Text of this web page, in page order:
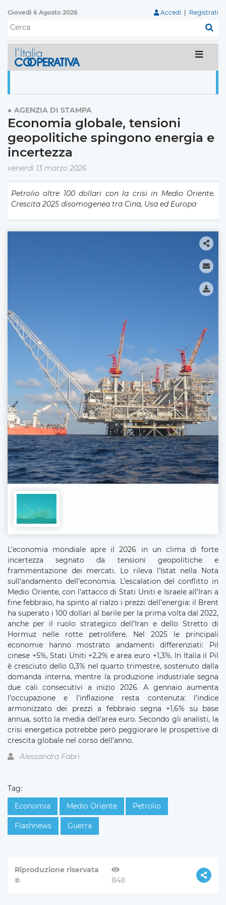
Giovedì 6 Agosto 2026 Accedi Registrati
AGENZIA DI STAMPA
Economia globale, tensioni
geopolitiche spingono energia e
incertezza
venerdì 13 marzo 2026
Petrolio oltre 100 dollari con la crisi in Medio Oriente.
Crescita 2025 disomogenea tra Cina, Usa ed Europa
L’economia mondiale apre il 2026 in un clima di forte
incertezza segnato da tensioni geopolitiche e
frammentazione dei mercati. Lo rileva l'Istat nella Nota
sull'andamento dell'economia. L’escalation del conflitto in
Medio Oriente, con l’attacco di Stati Uniti e Israele all’Iran a
fine febbraio, ha spinto al rialzo i prezzi dell’energia: il Brent
ha superato i 100 dollari al barile per la prima volta dal 2022,
anche per il ruolo strategico dell’Iran e dello Stretto di
Hormuz nelle rotte petrolifere. Nel 2025 le principali
economie hanno mostrato andamenti differenziati: Pil
cinese +5%, Stati Uniti +2,2% e area euro +1,3%. In Italia il Pil
è cresciuto dello 0,3% nel quarto trimestre, sostenuto dalla
domanda interna, mentre la produzione industriale segna
due cali consecutivi a inizio 2026. A gennaio aumenta
l’occupazione e l’inflazione resta contenuta: l’indice
armonizzato dei prezzi a febbraio segna +1,6% su base
annua, sotto la media dell’area euro. Secondo gli analisti, la
crisi energetica potrebbe però peggiorare le prospettive di
crescita globale nel corso dell’anno.
Alessandra Fabri
Tag:
Economia
Medio Oriente Petrolio
Flashnews Guerra
Riproduzione riservata
©
848